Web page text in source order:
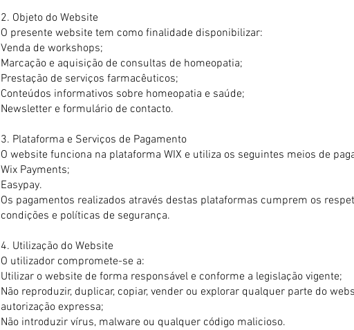
2. Objeto do Website
O presente website tem como finalidade disponibilizar:
Venda de workshops;
Marcação e aquisição de consultas de homeopatia;
Prestação de serviços farmacêuticos;
Conteúdos informativos sobre homeopatia e saúde;
Newsletter e formulário de contacto.
3. Plataforma e Serviços de Pagamento
O website funciona na plataforma WIX e utiliza os seguintes meios de
Wix Payments;
Easypay.
Os pagamentos realizados através destas plataformas cumprem os
condições e políticas de segurança.
4. Utilização do Website
O utilizador compromete-se a:
Utilizar o website de forma responsável e conforme a legislação vigente;
Não reproduzir, duplicar, copiar, vender ou explorar qualquer parte do
autorização expressa;
Não introduzir vírus, malware ou qualquer código malicioso.